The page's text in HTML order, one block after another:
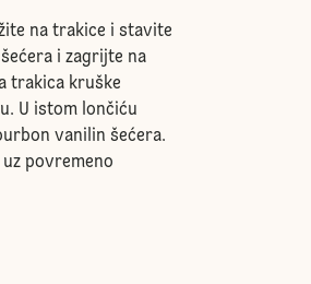
na trakice i stavite
i zagrijte na
trakica kruške
U istom lončiću
vanilin šećera.
povremeno